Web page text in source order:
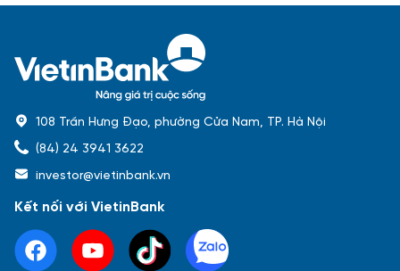
108 Trần Hưng Đạo, phường Cửa Nam, TP. Hà Nội
(84) 24 3941 3622
investor@vietinbank.vn
Kết nối với VietinBank